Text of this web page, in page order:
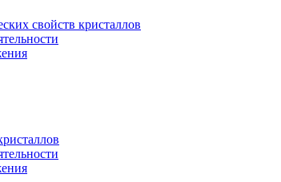
свойств кристаллов